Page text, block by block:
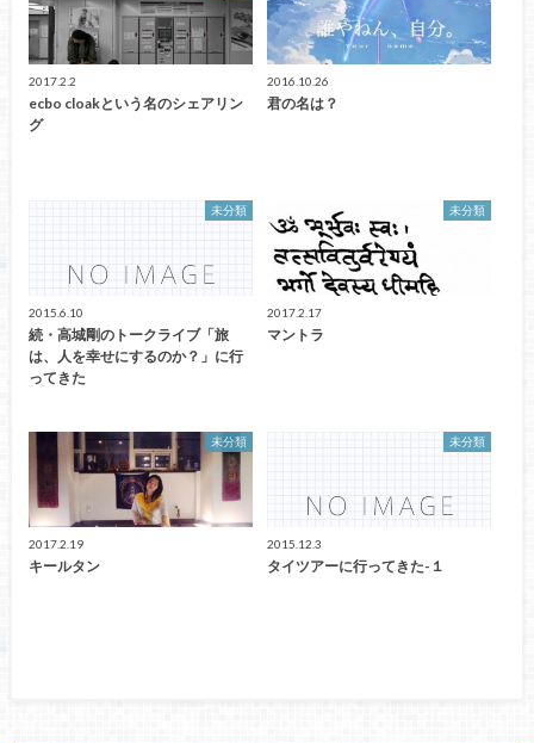
2017.2.2
ecbo cloakという名のシェアリン
グ
2016.10.26
君の名は？
未分類
2015.6.10
続・高城剛のトークライブ「旅
は、人を幸せにするのか？」に行
ってきた
未分類
2017.2.17
マントラ
未分類
2017.2.19
キールタン
未分類
2015.12.3
タイツアーに行ってきた-１